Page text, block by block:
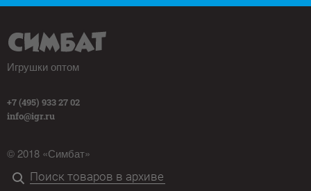
Игрушки оптом
+7 (495) 933 27 02
info@igr.ru
© 2018 «Симбат»